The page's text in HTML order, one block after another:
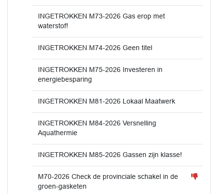
INGETROKKEN M73-2026 Gas erop met
waterstof!
INGETROKKEN M74-2026 Geen titel
INGETROKKEN M75-2026 Investeren in
energiebesparing
INGETROKKEN M81-2026 Lokaal Maatwerk
INGETROKKEN M84-2026 Versnelling
Aquathermie
INGETROKKEN M85-2026 Gassen zijn klasse!
M70-2026 Check de provinciale schakel in de
groen-gasketen